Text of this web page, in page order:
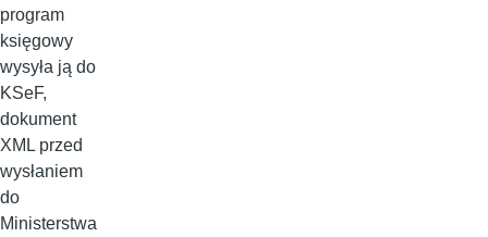
program
księgowy
wysyła ją do
KSeF,
dokument
XML przed
wysłaniem
do
Ministerstwa